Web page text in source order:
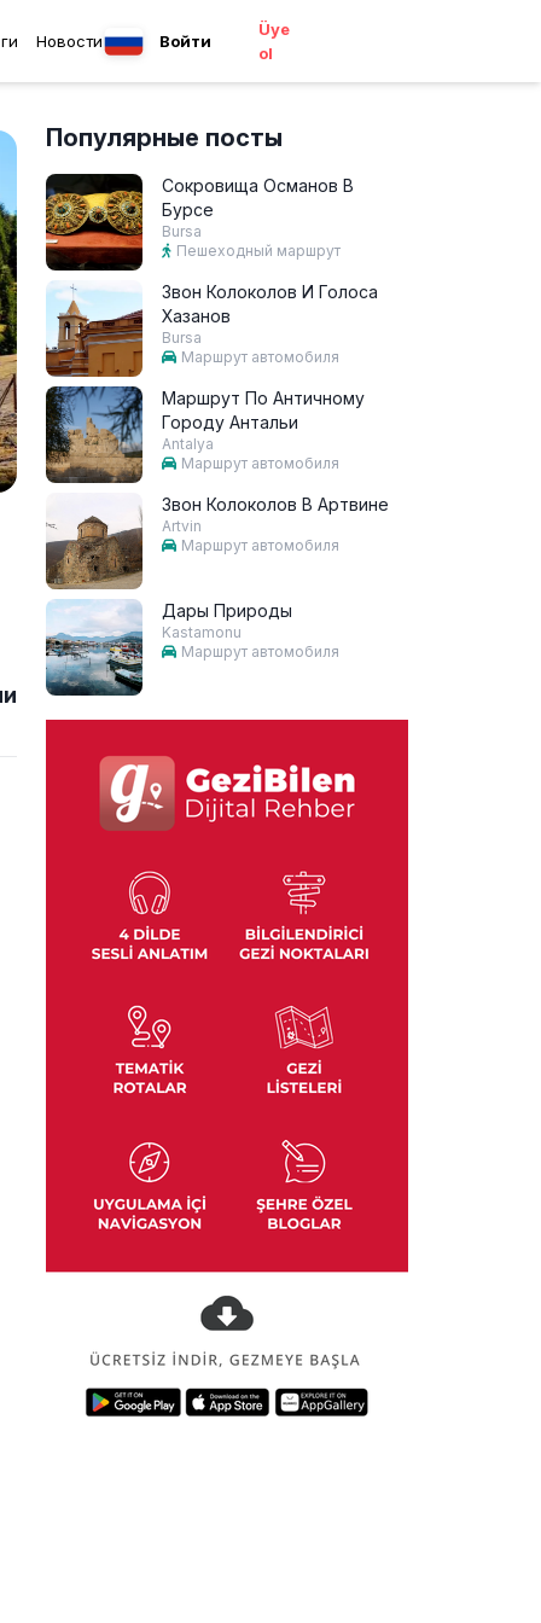
Новости Войти
Üye
ol
Популярные посты
Сокровища Османов В
Бурсе
Bursa
Пешеходный маршрут
Звон Колоколов И Голоса
Хазанов
Bursa
Маршрут автомобиля
Маршрут По Античному
Городу Антальи
Antalya
Маршрут автомобиля
Звон Колоколов В Артвине
Artvin
Маршрут автомобиля
Дары Природы
Kastamonu
Маршрут автомобиля